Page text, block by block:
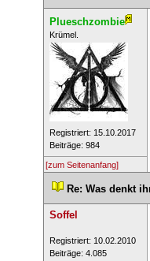
Plueschzombie
​Krümel.
Registriert: 15.10.2017
Beiträge: 984
[zum Seitenanfang]
Re: Was denkt
Soffel
Registriert: 10.02.2010
Beiträge: 4.085